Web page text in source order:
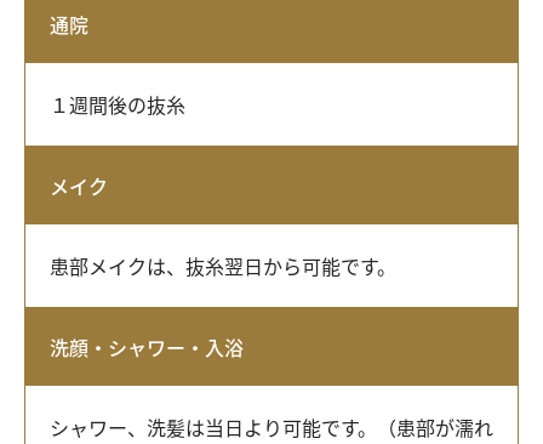
通院
１週間後の抜糸
メイク
患部メイクは、抜糸翌日から可能です。
洗顔・シャワー・入浴
シャワー、洗髪は当日より可能です。（患部が濡れ